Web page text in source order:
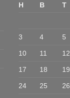
H B T
3 4 5
10 11 12
17 18 19
24 25 26